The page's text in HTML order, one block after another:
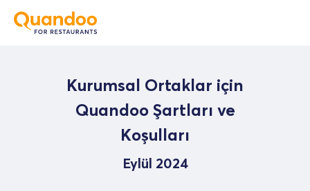
Kurumsal Ortaklar için
Quandoo Şartları ve
Koşulları
Eylül 2024